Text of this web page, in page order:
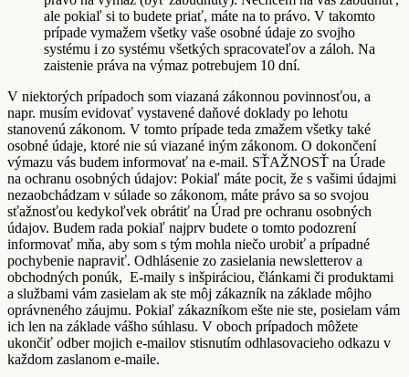
ale pokiaľ si to budete priať, máte na to právo. V takomto
prípade vymažem všetky vaše osobné údaje zo svojho
systému i zo systému všetkých spracovateľov a záloh. Na
zaistenie práva na výmaz potrebujem 10 dní.
V niektorých prípadoch som viazaná zákonnou povinnosťou, a
napr. musím evidovať vystavené daňové doklady po lehotu
stanovenú zákonom. V tomto prípade teda zmažem všetky také
osobné údaje, ktoré nie sú viazané iným zákonom. O dokončení
výmazu vás budem informovať na e-mail. SŤAŽNOSŤ na Úrade
na ochranu osobných údajov: Pokiaľ máte pocit, že s vašimi údajmi
nezaobchádzam v súlade so zákonom, máte právo sa so svojou
sťažnosťou kedykoľvek obrátiť na Úrad pre ochranu osobných
údajov. Budem rada pokiaľ najprv budete o tomto podozrení
informovať mňa, aby som s tým mohla niečo urobiť a prípadné
pochybenie napraviť. Odhlásenie zo zasielania newsletterov a
obchodných ponúk, E-maily s inšpiráciou, článkami či produktami
a službami vám zasielam ak ste môj zákazník na základe môjho
oprávneného záujmu. Pokiaľ zákazníkom ešte nie ste, posielam vám
ich len na základe vášho súhlasu. V oboch prípadoch môžete
ukončiť odber mojich e-mailov stisnutím odhlasovacieho odkazu v
každom zaslanom e-maile.